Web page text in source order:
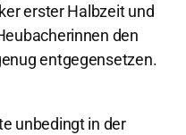
erster Halbzeit und
den
entgegensetzen.
unbedingt in der